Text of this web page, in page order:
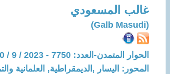
غالب المسعودي
(Galb Masudi)
الحوار المتمدن-العدد: 7750 - 2023 / 9 / 30 - 18:47
المحور: اليسار ,الديمقراطية, العلمانية